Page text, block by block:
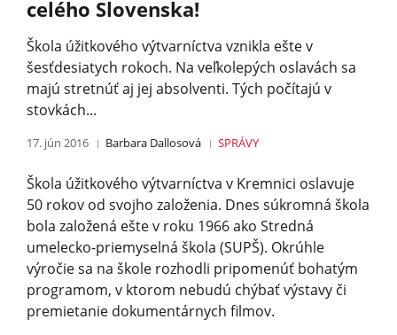
celého Slovenska!
Škola úžitkového výtvarníctva vznikla ešte v
šesťdesiatych rokoch. Na veľkolepých oslavách sa
majú stretnúť aj jej absolventi. Tých počítajú v
stovkách...
17. jún 2016 Barbara Dallosová SPRÁVY
Škola úžitkového výtvarníctva v Kremnici oslavuje
50 rokov od svojho založenia. Dnes súkromná škola
bola založená ešte v roku 1966 ako Stredná
umelecko-priemyselná škola (SUPŠ). Okrúhle
výročie sa na škole rozhodli pripomenúť bohatým
programom, v ktorom nebudú chýbať výstavy či
premietanie dokumentárnych filmov.